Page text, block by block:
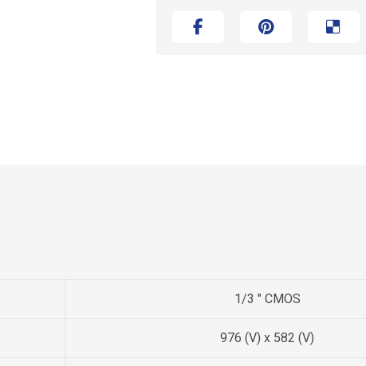
1/3 ″ CMOS
976 (V) x 582 (V)